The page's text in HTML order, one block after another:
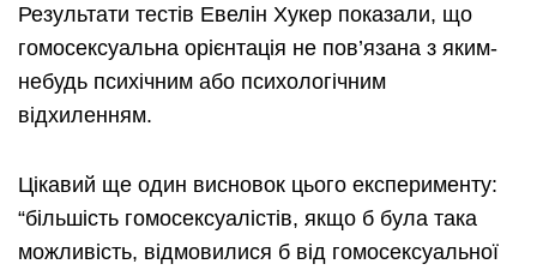
Результати тестів Евелін Хукер показали, що
гомосексуальна орієнтація не пов’язана з яким-
небудь психічним або психологічним
відхиленням.
Цікавий ще один висновок цього експерименту:
“більшість гомосексуалістів, якщо б була така
можливість, відмовилися б від гомосексуальної